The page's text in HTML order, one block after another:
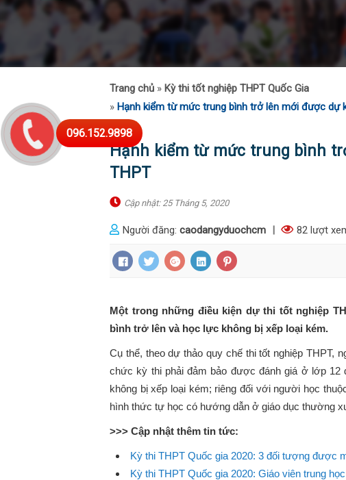
096.152.9898
Trang chủ » Kỳ thi tốt nghiệp THPT Quốc Gia
» Hạnh kiểm từ mức trung bình trở lên mới được dự
Hạnh kiểm từ mức trung bình
THPT
Cập nhật: 25 Tháng 5, 2020
Người đăng: caodangyduochcm | 82 lượt
Một trong những điều kiện dự thi tốt nghiệp
bình trở lên và học lực không bị xếp loại kém.
Cụ thể, theo dự thảo quy chế thi tốt nghiệp THPT,
chức kỳ thi phải đảm bảo được đánh giá ở lớp
không bị xếp loại kém; riêng đối với người học
hình thức tự học có hướng dẫn ở giáo dục thường
>>> Cập nhật thêm tin tức:
Kỳ thi THPT Quốc gia 2020: 3 đối tượng được
Kỳ thi THPT Quốc gia 2020: Giáo viên trung